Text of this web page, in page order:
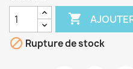

 Rupture de stock